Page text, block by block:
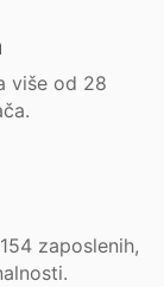
više od 30
160zaposlenih,